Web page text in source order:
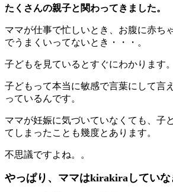
たくさんの親子と関わってきました。
ママが仕事で忙しいとき、お腹に赤ち
でうまくいってないとき・・・。
子どもを見ているとすぐにわかります。
子どもって本当に敏感で言葉にして言
っているんです。
ママが妊娠に気づいていなくても、子
てしまったことも幾度とあります。
不思議ですよね。。
やっぱり、ママはkirakiraしていな